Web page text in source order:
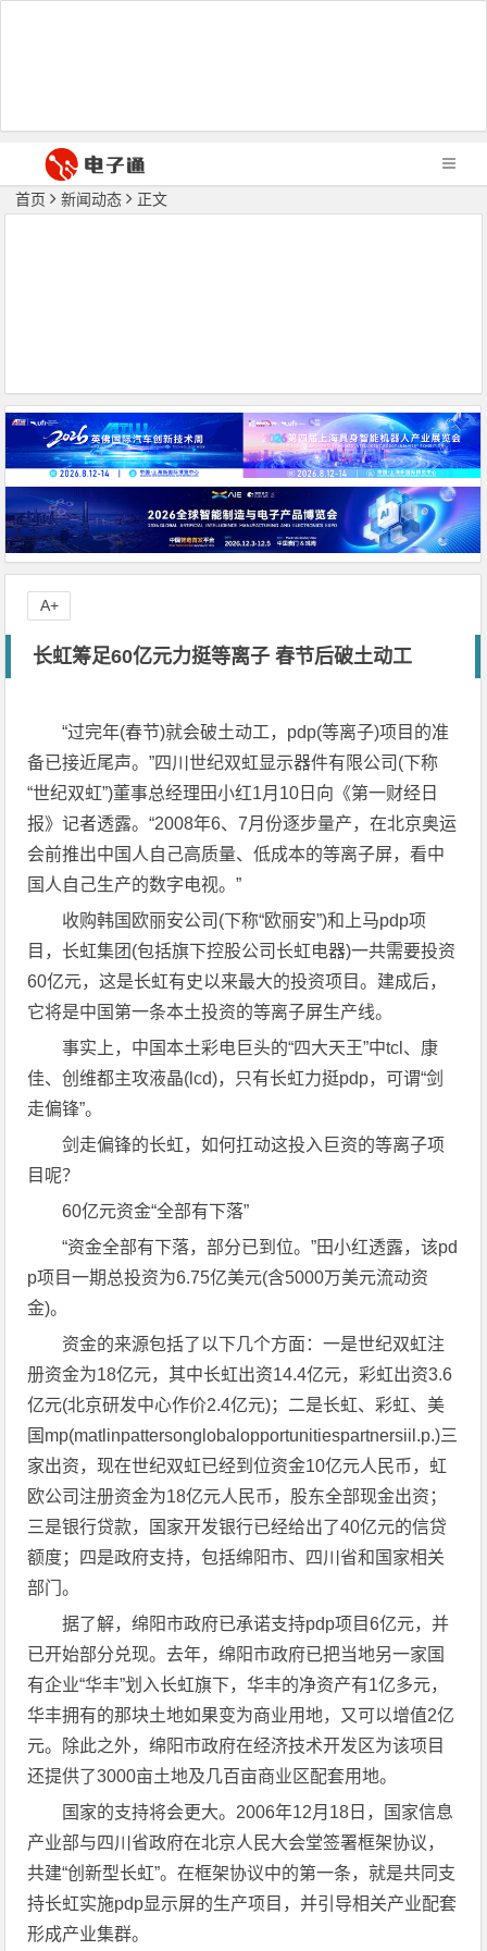
首页 新闻动态 正文
长虹筹足60亿元力挺等离子 春节后破土动工
“过完年(春节)就会破土动工，pdp(等离子)项目的准
备已接近尾声。”四川世纪双虹显示器件有限公司(下称
“世纪双虹”)董事总经理田小红1月10日向《第一财经日
报》记者透露。“2008年6、7月份逐步量产，在北京奥运
会前推出中国人自己高质量、低成本的等离子屏，看中
国人自己生产的数字电视。”
收购韩国欧丽安公司(下称“欧丽安”)和上马pdp项
目，长虹集团(包括旗下控股公司长虹电器)一共需要投资
60亿元，这是长虹有史以来最大的投资项目。建成后，
它将是中国第一条本土投资的等离子屏生产线。
事实上，中国本土彩电巨头的“四大天王”中tcl、康
佳、创维都主攻液晶(lcd)，只有长虹力挺pdp，可谓“剑
走偏锋”。
剑走偏锋的长虹，如何扛动这投入巨资的等离子项
目呢？
60亿元资金“全部有下落”
“资金全部有下落，部分已到位。”田小红透露，该pd
p项目一期总投资为6.75亿美元(含5000万美元流动资
金)。
资金的来源包括了以下几个方面：一是世纪双虹注
册资金为18亿元，其中长虹出资14.4亿元，彩虹出资3.6
亿元(北京研发中心作价2.4亿元)；二是长虹、彩虹、美
国mp(matlinpattersonglobalopportunitiespartnersiil.p.)三
家出资，现在世纪双虹已经到位资金10亿元人民币，虹
欧公司注册资金为18亿元人民币，股东全部现金出资；
三是银行贷款，国家开发银行已经给出了40亿元的信贷
额度；四是政府支持，包括绵阳市、四川省和国家相关
部门。
据了解，绵阳市政府已承诺支持pdp项目6亿元，并
已开始部分兑现。去年，绵阳市政府已把当地另一家国
有企业“华丰”划入长虹旗下，华丰的净资产有1亿多元，
华丰拥有的那块土地如果变为商业用地，又可以增值2亿
元。除此之外，绵阳市政府在经济技术开发区为该项目
还提供了3000亩土地及几百亩商业区配套用地。
国家的支持将会更大。2006年12月18日，国家信息
产业部与四川省政府在北京人民大会堂签署框架协议，
共建“创新型长虹”。在框架协议中的第一条，就是共同支
持长虹实施pdp显示屏的生产项目，并引导相关产业配套
形成产业集群。
A+